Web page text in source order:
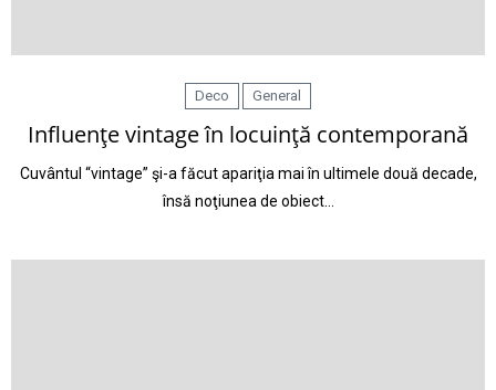
Deco General
Influenţe vintage în locuinţă contemporană
Cuvântul “vintage” şi-a făcut apariţia mai în ultimele două decade,
însă noţiunea de obiect…